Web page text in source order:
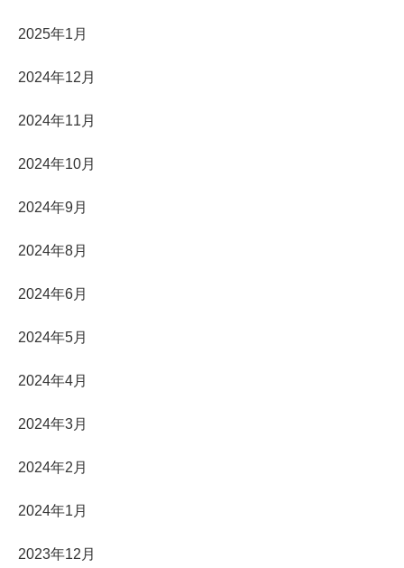
2025年1月
2024年12月
2024年11月
2024年10月
2024年9月
2024年8月
2024年6月
2024年5月
2024年4月
2024年3月
2024年2月
2024年1月
2023年12月